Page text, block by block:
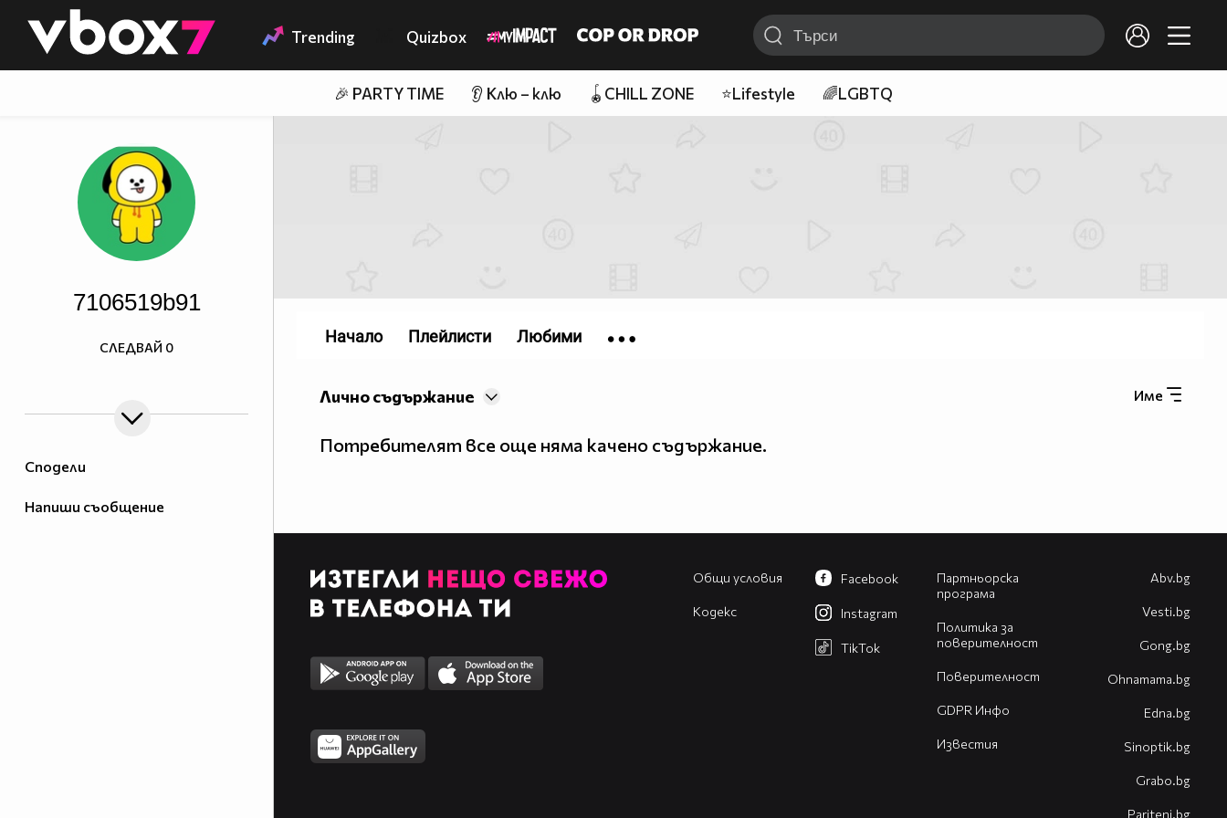
👾 Trending Quizbox
🎉 PARTY TIME 👂 Клю – клю 🪀CHILL ZONE ⭐Lifestyle 🌈LGBTQ
Сподели
Напиши съобщение
7106519b91
СЛЕДВАЙ 0
Име
Лично съдържание
Потребителят все още няма качено съдържание.
Начало Плейлисти Любими
Общи условия
Кодекс
Партньорска
програма
Политика за
поверителност
Поверителност
GDPR Инфо
Известия
Facebook
Instagram
TikTok
Abv.bg
Vesti.bg
Gong.bg
Оhnamama.bg
Edna.bg
Sinoptik.bg
Grabo.bg
Pariteni.bg